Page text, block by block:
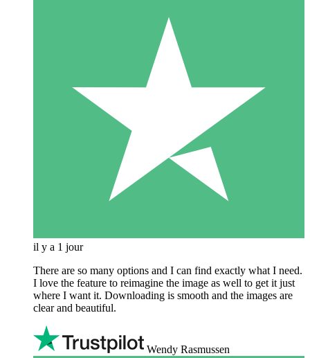
il y a 1 jour
There are so many options and I can find exactly what I need.
I love the feature to reimagine the image as well to get it just
where I want it. Downloading is smooth and the images are
clear and beautiful.
Wendy Rasmussen